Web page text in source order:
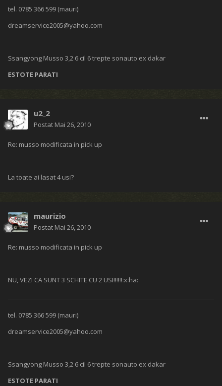
tel. 0785 366 599 (mauri)
dreamservice2005@yahoo.com
Ssangyong Musso 3,2 6 cil 6 trepte sonauto ex dakar
ESTOTE PARATI
u2_2
Postat Mai 26, 2010
Re: musso modificata in pick up
La toate ai lasat 4 usi?
maurizio
Postat Mai 26, 2010
Re: musso modificata in pick up
NU, VEZI CA SUNT 3 SCHITE CU 2 USI!!!!!!:x:ha:
tel. 0785 366 599 (mauri)
dreamservice2005@yahoo.com
Ssangyong Musso 3,2 6 cil 6 trepte sonauto ex dakar
ESTOTE PARATI